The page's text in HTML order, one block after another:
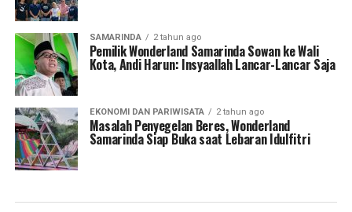
SAMARINDA 2 tahun ago
Pemilik Wonderland Samarinda Sowan ke Wali
Kota, Andi Harun: Insyaallah Lancar-Lancar Saja
EKONOMI DAN PARIWISATA 2 tahun ago
Masalah Penyegelan Beres, Wonderland
Samarinda Siap Buka saat Lebaran Idulfitri